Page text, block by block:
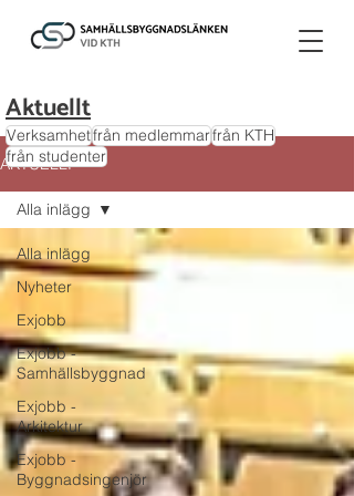
AKTUELLT
Alla inlägg
Nyheter
Exjobb
Exjobb -
Samhällsbyggnad
Exjobb -
Arkitektur
Exjobb -
Byggnadsingenjör
Alla inlägg
Verksamhetfrån medlemmarfrån KTH
från studenter
Aktuellt